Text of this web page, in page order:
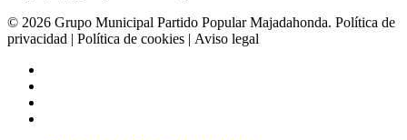
© 2026 Grupo Municipal Partido Popular Majadahonda. Política de
privacidad | Política de cookies | Aviso legal